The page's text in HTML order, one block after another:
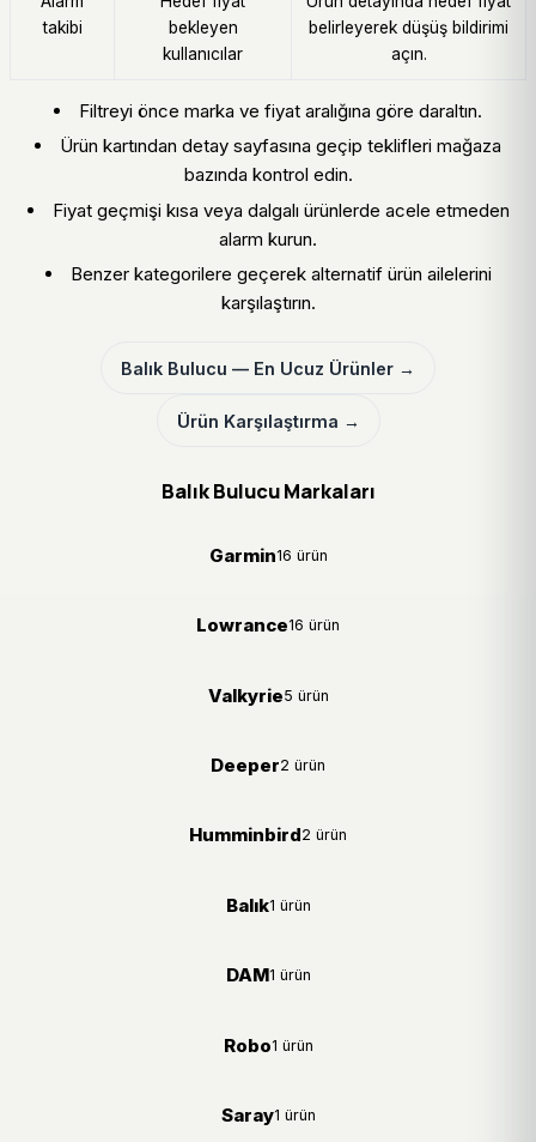
takibi
bekleyen
kullanıcılar
belirleyerek düşüş bildirimi
açın.
Filtreyi önce marka ve fiyat aralığına göre daraltın.
Ürün kartından detay sayfasına geçip teklifleri mağaza
bazında kontrol edin.
Fiyat geçmişi kısa veya dalgalı ürünlerde acele etmeden
alarm kurun.
Benzer kategorilere geçerek alternatif ürün ailelerini
karşılaştırın.
Balık Bulucu — En Ucuz Ürünler →
Ürün Karşılaştırma →
Balık Bulucu Markaları
Garmin16 ürün
Lowrance16 ürün
Valkyrie5 ürün
Deeper2 ürün
Humminbird2 ürün
Balık1 ürün
DAM1 ürün
Robo1 ürün
Saray1 ürün